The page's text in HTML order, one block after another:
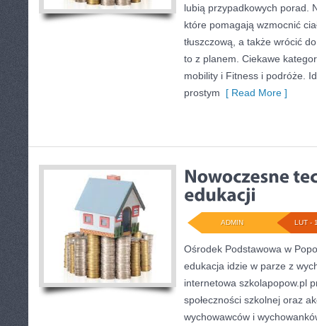
lubią przypadkowych porad.
które pomagają wzmocnić
tłuszczową, a także wrócić
to z planem. Ciekawe
mobility i Fitness i podróże.
prostym [ Read More ]
LUT -
ADMIN
Ośrodek Podstawowa w
edukacja idzie w parze z
internetowa szkolapopow.pl
społeczności szkolnej oraz
wychowawców i